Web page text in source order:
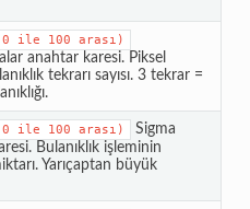
0 ile 100 arası)
anahtar karesi. Piksel
tekrarı sayısı. 3 tekrar =
0 ile 100 arası)
Sigma
Bulanıklık işleminin
Yarıçaptan büyük